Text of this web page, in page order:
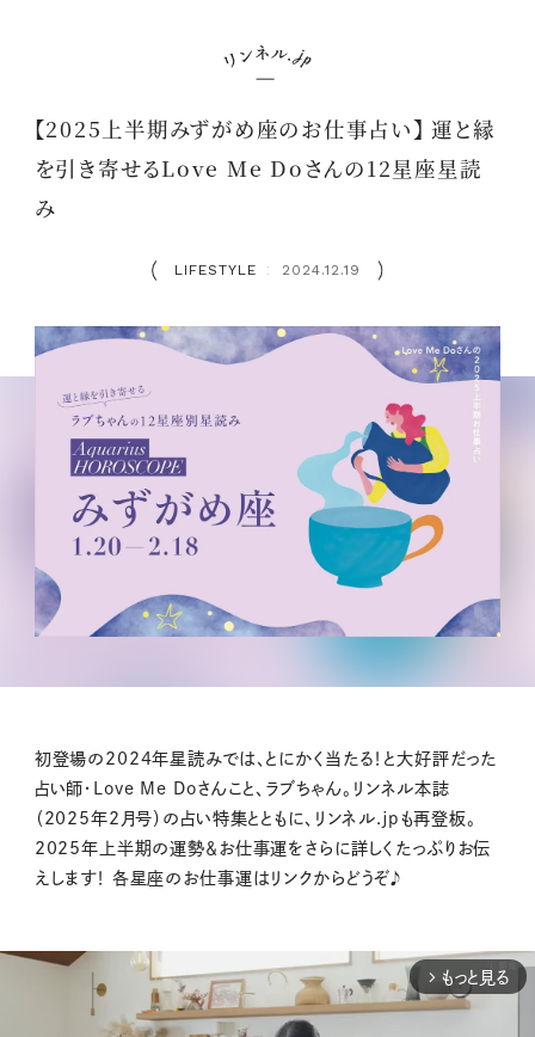
【2025上半期みずがめ座のお仕事占い】 運と縁
を引き寄せるLove Me Doさんの12星座星読
み
LIFESTYLE ： 2024.12.19
初登場の2024年星読みでは、とにかく当たる！と大好評だった
占い師・Love Me Doさんこと、ラブちゃん。リンネル本誌
（2025年2月号）の占い特集とともに、リンネル.jpも再登板。
2025年上半期の運勢＆お仕事運をさらに詳しくたっぷりお伝
えします！ 各星座のお仕事運はリンクからどうぞ♪
arrow_forward_ios もっと見る